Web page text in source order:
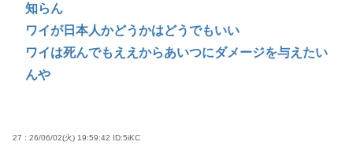
知らん
ワイが日本人かどうかはどうでもいい
ワイは死んでもええからあいつにダメージを与えたい
んや
27 : 26/06/02(火) 19:59:42 ID:5iKC